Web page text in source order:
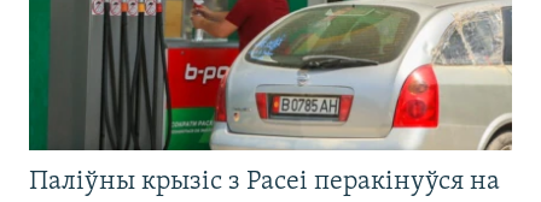
Паліўны крызіс з Расеі перакінуўся на